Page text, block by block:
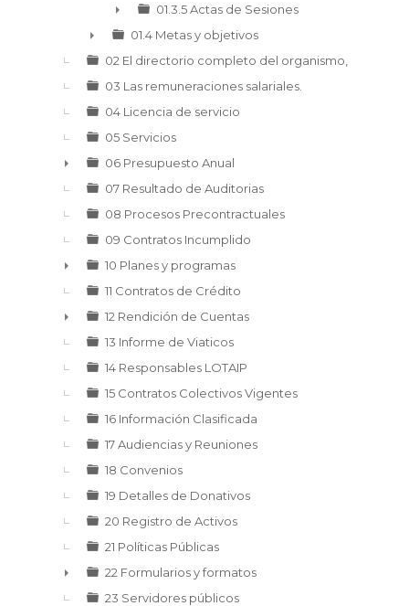
►
01.3.5 Actas de Sesiones
►
01.4 Metas y objetivos
02 El directorio completo del organismo,
03 Las remuneraciones salariales.
04 Licencia de servicio
05 Servicios
►
06 Presupuesto Anual
07 Resultado de Auditorias
08 Procesos Precontractuales
09 Contratos Incumplido
►
10 Planes y programas
11 Contratos de Crédito
►
12 Rendición de Cuentas
13 Informe de Viaticos
14 Responsables LOTAIP
15 Contratos Colectivos Vigentes
16 Información Clasificada
17 Audiencias y Reuniones
18 Convenios
19 Detalles de Donativos
20 Registro de Activos
21 Políticas Públicas
►
22 Formularios y formatos
23 Servidores públicos